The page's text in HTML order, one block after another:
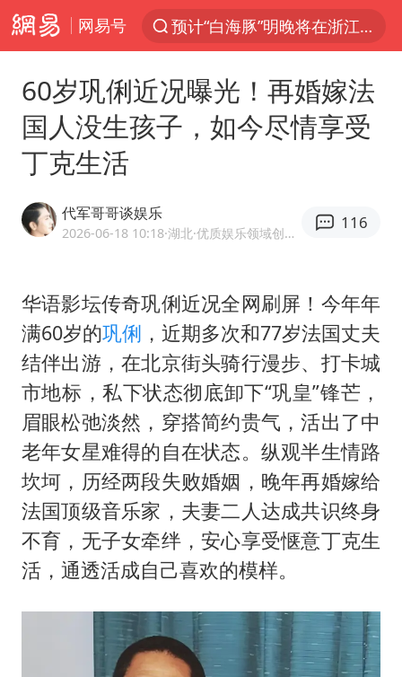
网易号
预计“白海豚”明晚将在浙江舟山到福建福鼎一带沿海登陆
美股创4月份以来最大单周涨幅
云南一地过火把节意外灼伤16人
泰国校园枪击事件已致8死30余伤
俄黑客称掌握北约直接参与袭俄证据
考生称遭第二名花钱劝退 当地再通报
福建省泉州市委书记张毅恭接受纪律审查和监察调查
2名小孩玩手机低头幅度近乎折叠
“中国蔬菜之乡”最高温达41.8℃
老人离世案亲属质疑记录仪
老中医：立秋后养心是关键
U17国足点球大战淘汰河床晋级决赛
“新疆阿勒泰八月能滑雪”不实
79岁老人被城管撞倒后离世案一审开庭
夯实基础开新局
60岁巩俐近况曝光！再婚嫁法
国人没生孩子，如今尽情享受
丁克生活
代军哥哥谈娱乐
2026-06-18 10:18·湖北 ·优质娱乐领域创作者
116
华语影坛传奇巩俐近况全网刷屏！今年年
满60岁的巩俐 ，近期多次和77岁法国丈夫
结伴出游，在北京街头骑行漫步、打卡城
市地标，私下状态彻底卸下“巩皇”锋芒，
眉眼松弛淡然，穿搭简约贵气，活出了中
老年女星难得的自在状态。纵观半生情路
坎坷，历经两段失败婚姻，晚年再婚嫁给
法国顶级音乐家，夫妻二人达成共识终身
不育，无子女牵绊，安心享受惬意丁克生
活，通透活成自己喜欢的模样。